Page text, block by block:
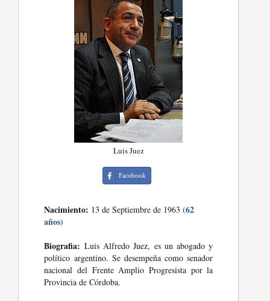
Luis Juez
Facebook
Nacimiento: 13 de Septiembre de 1963(62
años)
Biografia: Luis Alfredo Juez, es un abogado y
político argentino. Se desempeña como senador
nacional del Frente Amplio Progresista por la
Provincia de Córdoba.